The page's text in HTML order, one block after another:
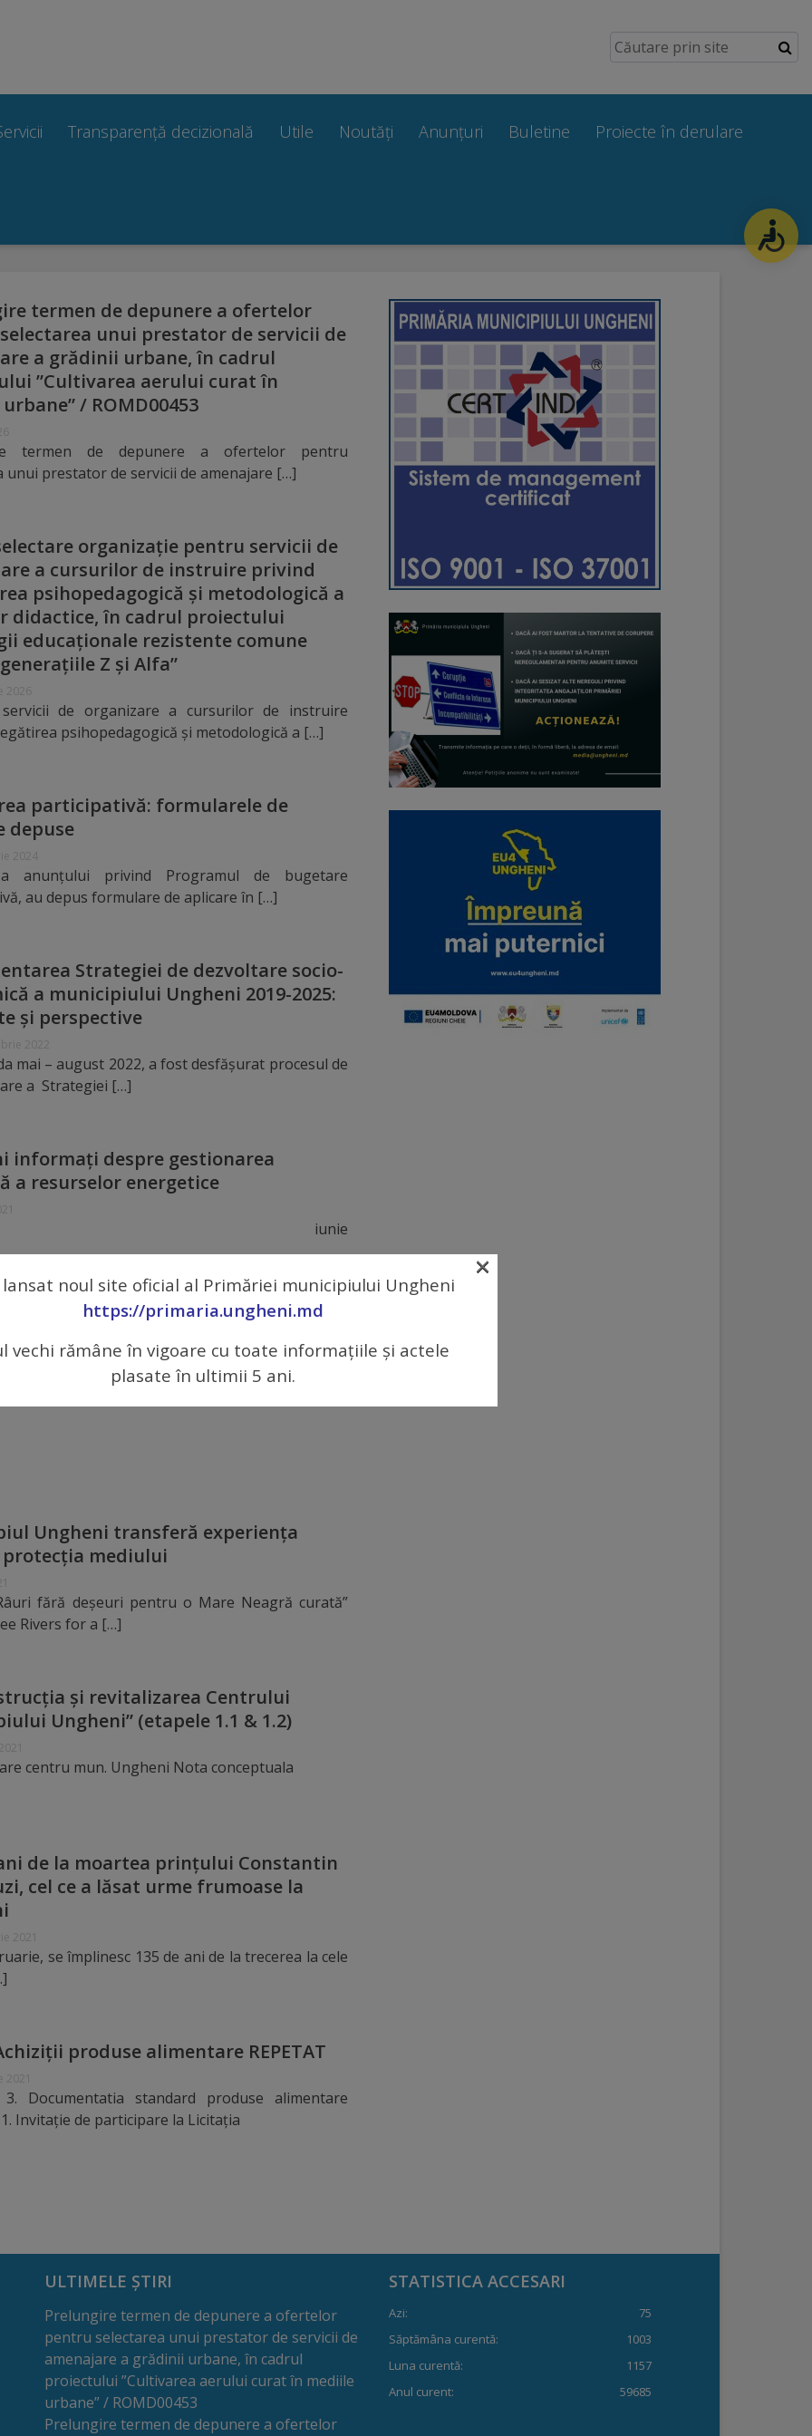
Transparență decizională Utile Noutăți Anunțuri Buletine Proiecte în derulare
termen de depunere a ofertelor
unui prestator de servicii de
a grădinii urbane, în cadrul
”Cultivarea aerului curat în
/ ROMD00453
termen de depunere a ofertelor pentru
unui prestator de servicii de amenajare […]
organizație pentru servicii de
a cursurilor de instruire privind
psihopedagogică și metodologică a
didactice, în cadrul proiectului
educaționale rezistente comune
Z și Alfa”
de organizare a cursurilor de instruire
psihopedagogică și metodologică a […]
participativă: formularele de
depuse
anunțului privind Programul de bugetare
au depus formulare de aplicare în […]
Strategiei de dezvoltare socio-
a municipiului Ungheni 2019-2025:
și perspective
mai – august 2022, a fost desfășurat procesul de
a Strategiei […]
informați despre gestionarea
a resurselor energetice
iunie
Ungheni în imagini
Ungheni transferă experiența
mediului
fără deșeuri pentru o Mare Neagră curată”
Rivers for a […]
și revitalizarea Centrului
Ungheni” (etapele 1.1 & 1.2)
centru mun. Ungheni Nota conceptuala
de la moartea prințului Constantin
cel ce a lăsat urme frumoase la
se împlinesc 135 de ani de la trecerea la cele
produse alimentare REPETAT
3. Documentatia standard produse alimentare
1. Invitație de participare la Licitația
ULTIMELE ȘTIRI
Prelungire termen de depunere a ofertelor
pentru selectarea unui prestator de servicii de
amenajare a grădinii urbane, în cadrul
proiectului ”Cultivarea aerului curat în mediile
urbane” / ROMD00453
Prelungire termen de depunere a ofertelor
STATISTICA ACCESARI
Azi:
75
Săptămâna curentă:
1003
Luna curentă:
1157
Anul curent:
59685
noul site oficial al Primăriei municipiului Ungheni
https://primaria.ungheni.md
vechi rămâne în vigoare cu toate informațiile și actele
plasate în ultimii 5 ani.
×